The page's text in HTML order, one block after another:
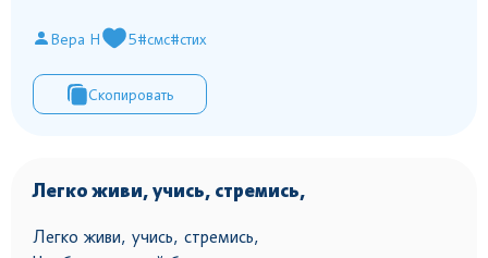
Вера Н 5#смс#стих
Скопировать
Легко живи, учись, стремись,
Легко живи, учись, стремись,